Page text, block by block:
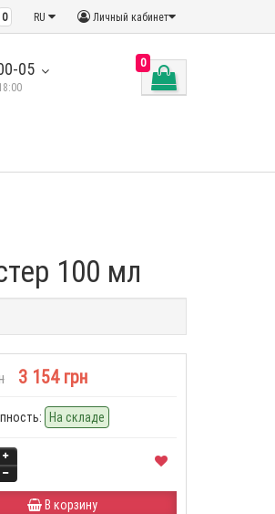
Личный кабинет
RU
0
05 0
100 мл
3 154 грн
На складе
В корзину